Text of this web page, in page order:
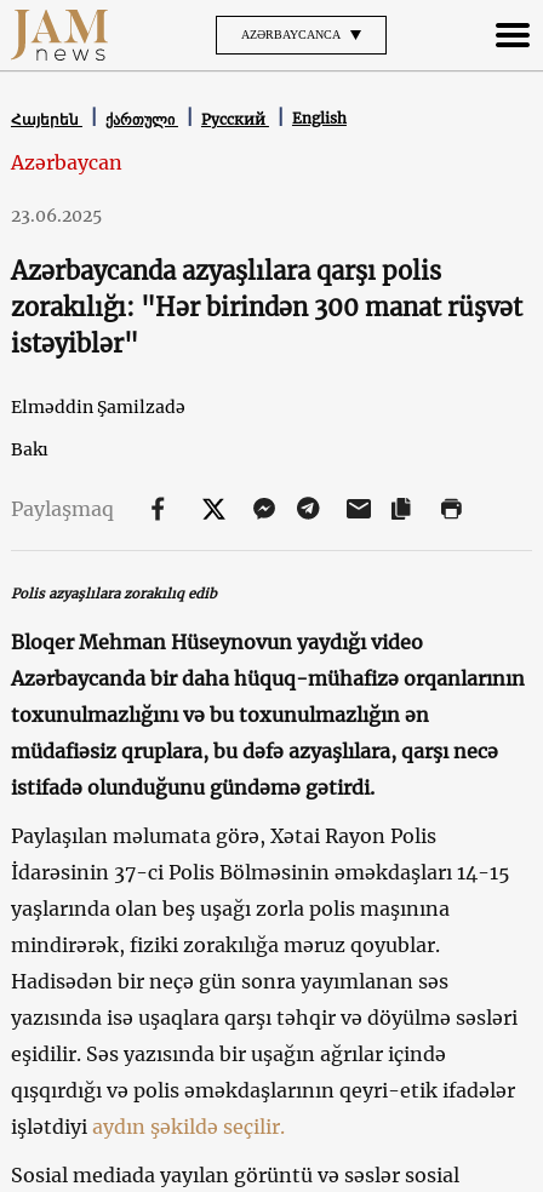
AZƏRBAYCANCA
Հայերեն ქართული Русский English
Azərbaycan
23.06.2025
Azərbaycanda azyaşlılara qarşı polis
zorakılığı: "Hər birindən 300 manat rüşvət
istəyiblər"
Elməddin Şamilzadə
Bakı
Paylaşmaq
Polis azyaşlılara zorakılıq edib
Bloqer Mehman Hüseynovun yaydığı video
Azərbaycanda bir daha hüquq-mühafizə orqanlarının
toxunulmazlığını və bu toxunulmazlığın ən
müdafiəsiz qruplara, bu dəfə azyaşlılara, qarşı necə
istifadə olunduğunu gündəmə gətirdi.
Paylaşılan məlumata görə, Xətai Rayon Polis
İdarəsinin 37-ci Polis Bölməsinin əməkdaşları 14-15
yaşlarında olan beş uşağı zorla polis maşınına
mindirərək, fiziki zorakılığa məruz qoyublar.
Hadisədən bir neçə gün sonra yayımlanan səs
yazısında isə uşaqlara qarşı təhqir və döyülmə səsləri
eşidilir. Səs yazısında bir uşağın ağrılar içində
qışqırdığı və polis əməkdaşlarının qeyri-etik ifadələr
işlətdiyi aydın şəkildə seçilir.
Sosial mediada yayılan görüntü və səslər sosial